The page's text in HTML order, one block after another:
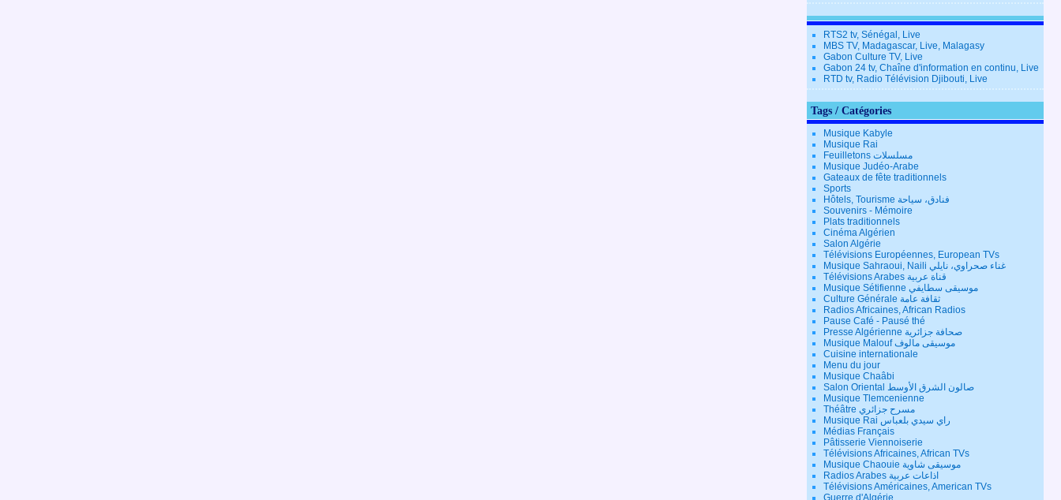
RTS2 tv, Sénégal, Live
MBS TV, Madagascar, Live, Malagasy
Gabon Culture TV, Live
Gabon 24 tv, Chaîne d'information en continu, Live
RTD tv, Radio Télévision Djibouti, Live
Tags / Catégories
Musique Kabyle
Musique Rai
Feuilletons مسلسلات
Musique Judéo-Arabe
Gateaux de fête traditionnels
Sports
Hôtels, Tourisme فنادق، سياحة
Souvenirs - Mémoire
Plats traditionnels
Cinéma Algérien
Salon Algérie
Télévisions Européennes, European TVs
Musique Sahraoui, Naili غناء صحراوي، نايلي
Télévisions Arabes قناة عربية
Musique Sétifienne موسيقى سطايفي
Culture Générale ثقافة عامة
Radios Africaines, African Radios
Pause Café - Pausé thé
Presse Algérienne صحافة جزائرية
Musique Malouf موسيقى مالوف
Cuisine internationale
Menu du jour
Musique Chaâbi
Salon Oriental صالون الشرق الأوسط
Musique Tlemcenienne
Théâtre مسرح جزائري
Musique Rai راي سيدي بلعباس
Médias Français
Pâtisserie Viennoiserie
Télévisions Africaines, African TVs
Musique Chaouie موسيقى شاوية
Radios Arabes اذاعات عربية
Télévisions Américaines, American TVs
Guerre d'Algérie